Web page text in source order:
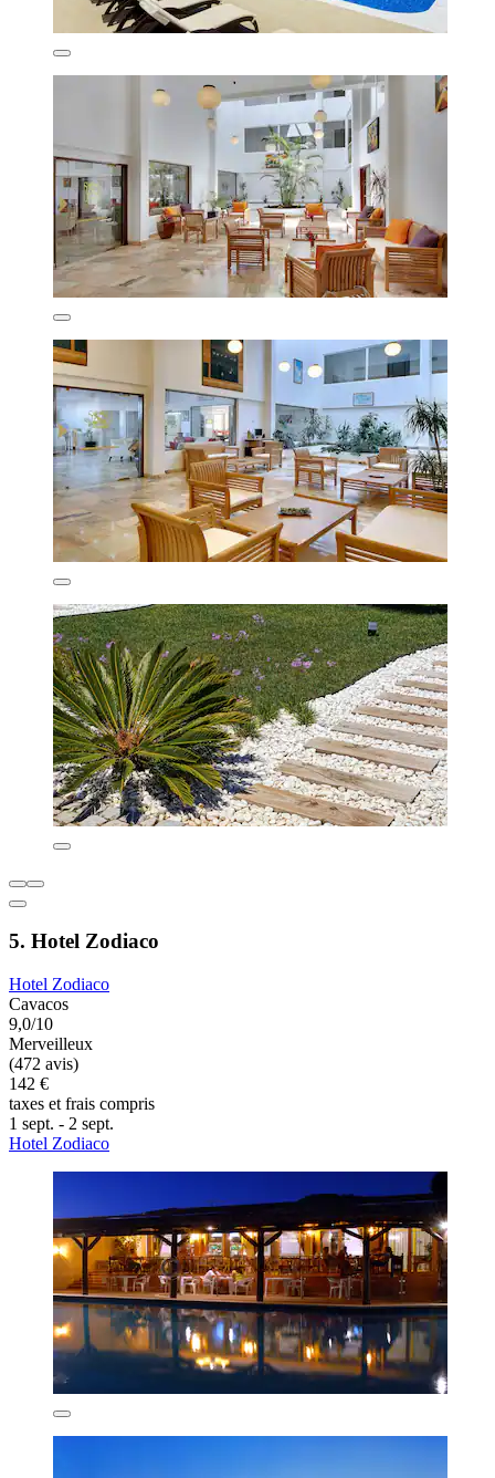
5. Hotel Zodiaco
Hotel Zodiaco
Cavacos
9,0/10
Merveilleux
(472 avis)
142 €
taxes et frais compris
1 sept. - 2 sept.
Hotel Zodiaco